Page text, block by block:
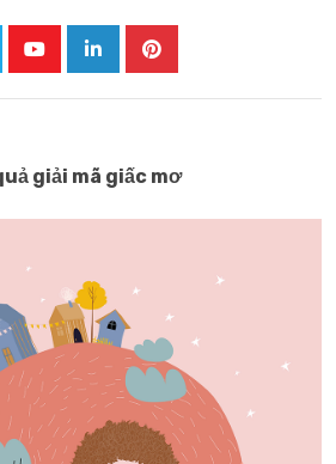
LinkedInPinterest
giải mã giấc mơ